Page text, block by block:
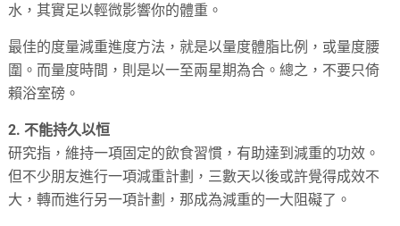
水，其實足以輕微影響你的體重。
最佳的度量減重進度方法，就是以量度體脂比例，或量度腰
圍。而量度時間，則是以一至兩星期為合。總之，不要只倚
賴浴室磅。
2. 不能持久以恒
研究指，維持一項固定的飲食習慣，有助達到減重的功效。
但不少朋友進行一項減重計劃，三數天以後或許覺得成效不
大，轉而進行另一項計劃，那成為減重的一大阻礙了。